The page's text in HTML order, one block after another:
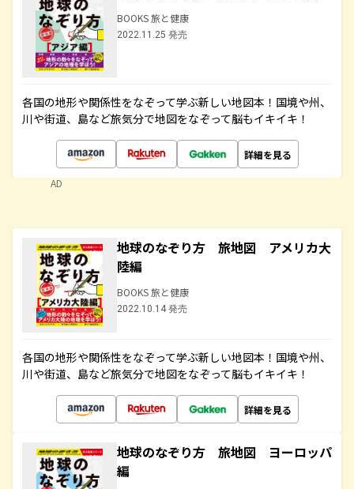
BOOKS 旅と健康
2022.11.25 発売
各国の地形や関係性をなぞって学ぶ新しい地図本！国境や州、
川や街道、島など旅気分で地図をなぞって脳もイキイキ！
詳細を見る
AD
地球のなぞり方 旅地図 アメリカ大
陸編
BOOKS 旅と健康
2022.10.14 発売
各国の地形や関係性をなぞって学ぶ新しい地図本！国境や州、
川や街道、島など旅気分で地図をなぞって脳もイキイキ！
詳細を見る
地球のなぞり方 旅地図 ヨーロッパ
編